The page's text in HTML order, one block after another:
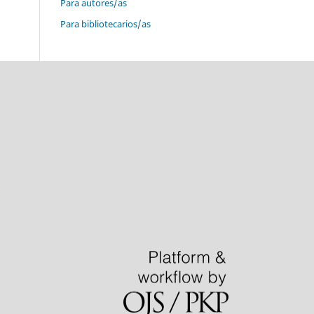
Para autores/as
Para bibliotecarios/as